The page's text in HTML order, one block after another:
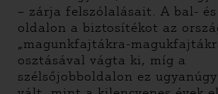
– zárja felszólalásait. A bal-
oldalon a biztosítékot az
„magunkfajtákra-
osztásával vágta ki, míg a
szélsőjobboldalon ez